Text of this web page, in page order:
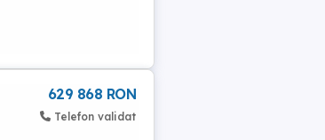
629 868 RON
Telefon validat